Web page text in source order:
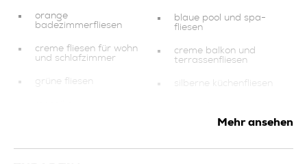
orange
badezimmerfliesen
creme fliesen für wohn
und schlafzimmer
grüne fliesen
kupfer
blaue pool und spa-
fliesen
creme balkon und
terrassenfliesen
silberne küchenfliesen
schlafzimmer
terrassenfliesen
Mehr ansehen